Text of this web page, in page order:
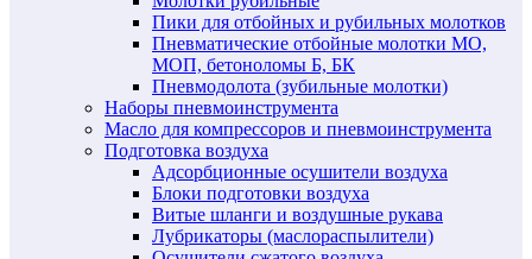
Пики для отбойных и рубильных молотков
Пневматические отбойные молотки МО,
МОП, бетоноломы Б, БК
Пневмодолота (зубильные молотки)
Наборы пневмоинструмента
Масло для компрессоров и пневмоинструмента
Подготовка воздуха
Адсорбционные осушители воздуха
Блоки подготовки воздуха
Витые шланги и воздушные рукава
Лубрикаторы (маслораспылители)